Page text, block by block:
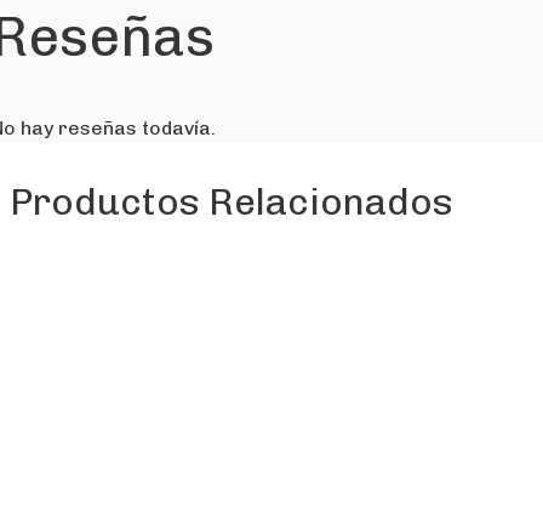
hay reseñas todavía.
Productos Relacionados